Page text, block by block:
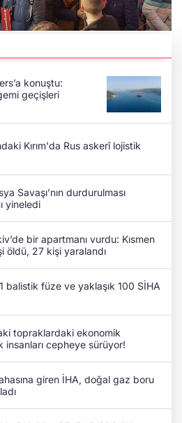
konuştu:
geçişleri
Kırım'da Rus askerî lojistik
Savaşı’nın durdurulması
yineledi
bir apartmanı vurdu: Kısmen
öldü, 27 kişi yaralandı
balistik füze ve yaklaşık 100 SİHA
topraklardaki ekonomik
insanları cepheye sürüyor!
giren İHA, doğal gaz boru